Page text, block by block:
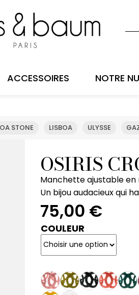
ACCESSOIRES NOTRE
STONE LISBOA ULYSSE
OSIRIS
Manchette ajustable en
Un bijou audacieux qui
75,00 €
COULEUR